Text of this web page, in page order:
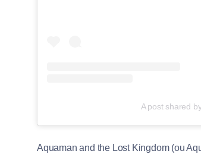
A post shared
Aquaman and the Lost Kingdom (ou